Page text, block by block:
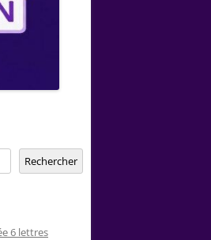
Rechercher
6 lettres